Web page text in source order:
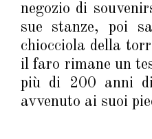
negozio di
sue stanze, poi
chiocciola della
il faro rimane un
più di 200 anni
avvenuto ai suoi